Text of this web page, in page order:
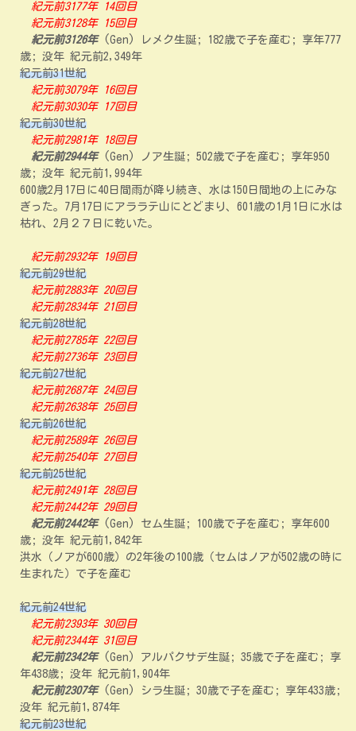
紀元前3177年 14回目
紀元前3128年 15回目
紀元前3126年 (Gen) レメク生誕; 182歳で子を産む; 享年777
歳; 没年 紀元前2,349年
紀元前31世紀
紀元前3079年 16回目
紀元前3030年 17回目
紀元前30世紀
紀元前2981年 18回目
紀元前2944年 (Gen) ノア生誕; 502歳で子を産む; 享年950
歳; 没年 紀元前1,994年
600歳2月17日に40日間雨が降り続き、水は150日間地の上にみな
ぎった。7月17日にアララテ山にとどまり、601歳の1月1日に水は
枯れ、2月２７日に乾いた。
紀元前2932年 19回目
紀元前29世紀
紀元前2883年 20回目
紀元前2834年 21回目
紀元前28世紀
紀元前2785年 22回目
紀元前2736年 23回目
紀元前27世紀
紀元前2687年 24回目
紀元前2638年 25回目
紀元前26世紀
紀元前2589年 26回目
紀元前2540年 27回目
紀元前25世紀
紀元前2491年 28回目
紀元前2442年 29回目
紀元前2442年 (Gen) セム生誕; 100歳で子を産む; 享年600
歳; 没年 紀元前1,842年
洪水（ノアが600歳）の2年後の100歳（セムはノアが502歳の時に
生まれた）で子を産む
紀元前24世紀
紀元前2393年 30回目
紀元前2344年 31回目
紀元前2342年 (Gen) アルパクサデ生誕; 35歳で子を産む; 享
年438歳; 没年 紀元前1,904年
紀元前2307年 (Gen) シラ生誕; 30歳で子を産む; 享年433歳;
没年 紀元前1,874年
紀元前23世紀